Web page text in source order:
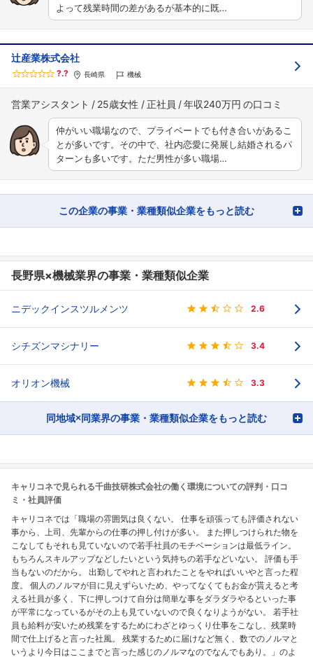
よって残業時間の差があるが基本的に既…
辻産業株式会社
?.? 長崎県 機械
営業アシスタント 25歳女性 正社員 年収240万円
仲がいい職場なので、プライベートでも付き合いがあるこ
とが多いです。その中で、社内恋愛に発展し結婚されるパ
ターンも多いです。ただ男性が多い職場…
この企業の事業・業種類似企業をもっと読む
長野県×機械業界の事業・業種類似企業
ニデックインスツルメンツ 2.6
シチズンマシナリー 3.4
オリオン機械 3.3
同地域×同業界の事業・業種類似企業をもっと読む
キャリコネで見られる千曲技研株式会社の働く環境についての評判・口コ
ミ・社員評価
キャリコネでは「職場の雰囲気は良くない。 仕事を頑張っても評価されない
事から、上司、先輩からの仕事の押し付けが多い。 また押しつけられた物を
こなしてもそれも見ていないので若手社員のモチベーションは最低ライン。
もちろんスキルアップなどしたいという気持ちの若手などいない。 評価も手
当もないのだから。 出勤してやれと言われたことをやればいいやと言った程
度。 個人のノルマが目に見えずらいため、やってなくてもお金が貰えると考
える社員が多く、下に押しつけて自分は簡単な事をダラダラやるといった事
が平常になっているがその上も見ていないので良くなりようがない。 若手社
員も給料が安いため残業をするためにわざとゆっくり仕事をこなし、残業時
間で仕上げると言った社風。 残業するために届けなど無く、数でのノルマと
いうより今日はここまでと言った感じのノルマなのでなんでもあり。」のよ